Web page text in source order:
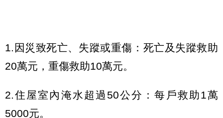
1.因災致死亡、失蹤或重傷：死亡及失蹤救助
20萬元，重傷救助10萬元。
2.住屋室內淹水超過50公分：每戶救助1萬
5000元。